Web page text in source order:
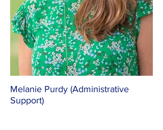
Melanie Purdy (Administrative
Support)